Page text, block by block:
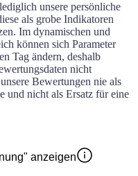
unsere persönliche
als grobe Indikatoren
Im dynamischen und
können sich Parameter
Tag ändern, deshalb
nicht
Bewertungen nie als
und nicht als Ersatz für eine
anzeigen